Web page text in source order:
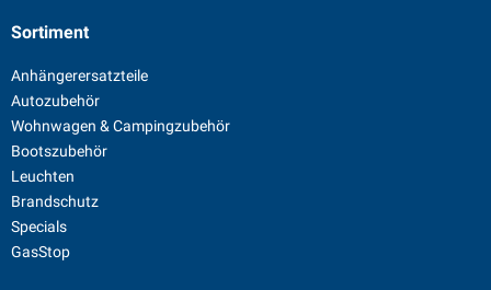
Sortiment
Anhängerersatzteile
Autozubehör
Wohnwagen & Campingzubehör
Bootszubehör
Leuchten
Brandschutz
Specials
GasStop